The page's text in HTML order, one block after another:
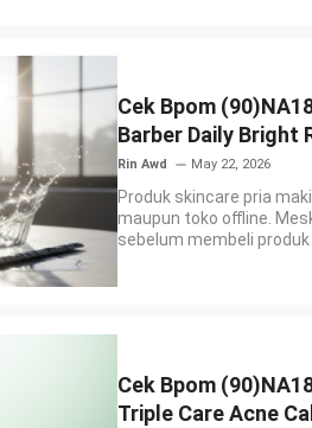
Cek Bpom
Barber Daily Bright
Rin Awd May 22, 2026
Produk skincare pria
maupun toko offline.
sebelum membeli produk
Cek Bpom
Triple Care Acne